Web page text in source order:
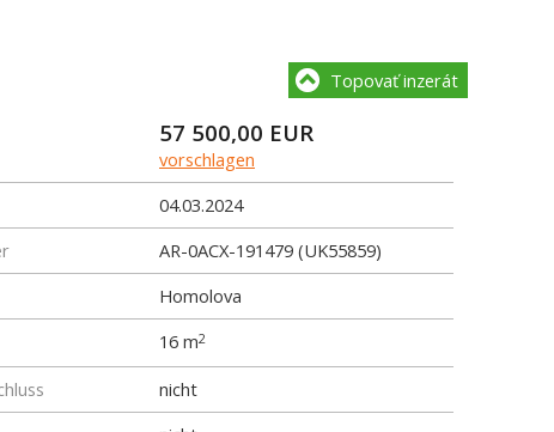
Topovať inzerát
57 500,00 EUR
vorschlagen
04.03.2024
AR-0ACX-191479 (UK55859)
Homolova
16 m2
nicht